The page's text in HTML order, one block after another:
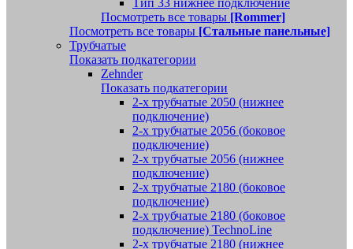
Тип 33 нижнее подключение
Посмотреть все товары [Rommer]
Посмотреть все товары [Стальные панельные]
Трубчатые
Показать подкатегории
Zehnder
Показать подкатегории
2-х трубчатые 2050 (нижнее
подключение)
2-х трубчатые 2056 (боковое
подключение)
2-х трубчатые 2056 (нижнее
подключение)
2-х трубчатые 2180 (боковое
подключение)
2-х трубчатые 2180 (боковое
подключение) TechnoLine
2-х трубчатые 2180 (нижнее